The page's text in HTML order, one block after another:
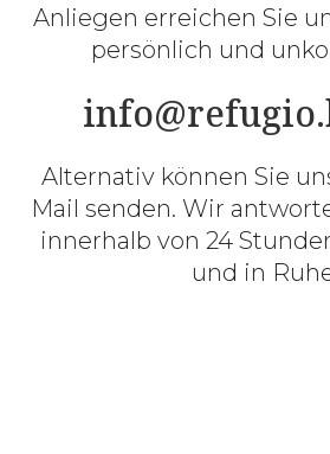
Anliegen erreichen Sie
persönlich und
Alternativ können Sie
Mail senden. Wir
innerhalb von 24
und in